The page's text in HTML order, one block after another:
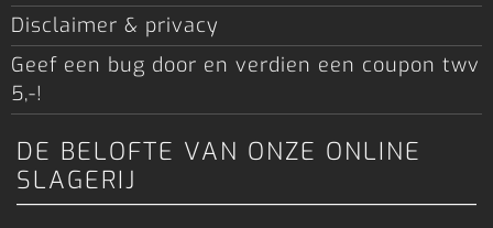
Disclaimer & privacy
Geef een bug door en verdien een coupon twv
5,-!
DE BELOFTE VAN ONZE ONLINE
SLAGERIJ